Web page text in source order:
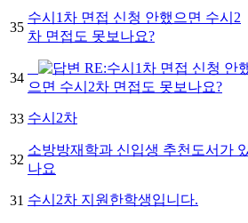
35
수시1차 면접 신청 안했으면 수시2
차 면접도 못보나요?
34
RE:수시1차 면접 신청 안
으면 수시2차 면접도 못보나요?
33 수시2차
32
소방방재학과 신입생 추천도서가
나요
31 수시2차 지원한학생입니다.